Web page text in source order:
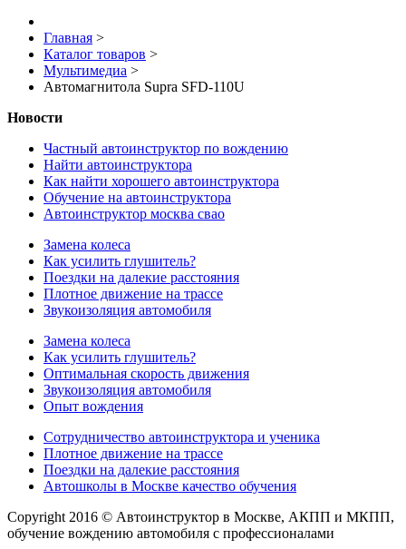
Главная >
Каталог товаров >
Мультимедиа >
Автомагнитола Supra SFD-110U
Новости
Частный автоинструктор по вождению
Найти автоинструктора
Как найти хорошего автоинструктора
Обучение на автоинструктора
Автоинструктор москва свао
Замена колеса
Как усилить глушитель?
Поездки на далекие расстояния
Плотное движение на трассе
Звукоизоляция автомобиля
Замена колеса
Как усилить глушитель?
Оптимальная скорость движения
Звукоизоляция автомобиля
Опыт вождения
Сотрудничество автоинструктора и ученика
Плотное движение на трассе
Поездки на далекие расстояния
Автошколы в Москве качество обучения
Copyright 2016 © Автоинструктор в Москве, АКПП и МКПП,
обучение вождению автомобиля с профессионалами